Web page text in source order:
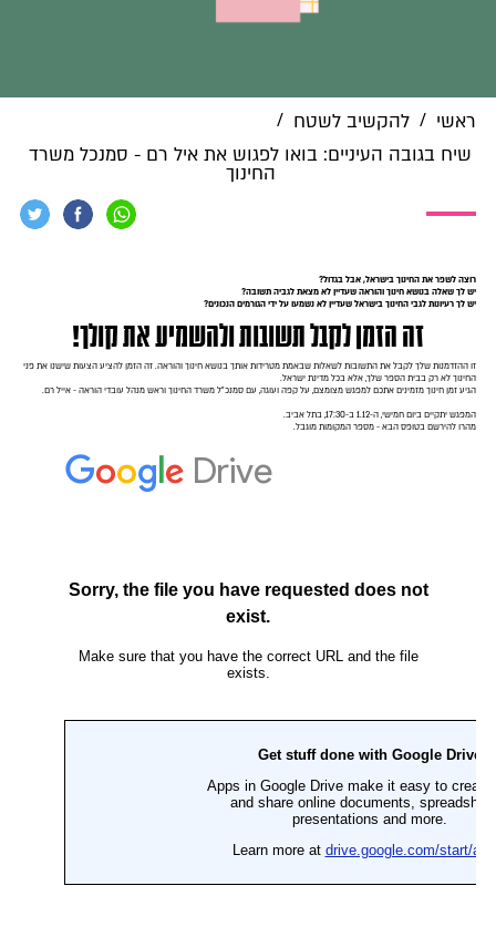
ראשי / להקשיב לשטח /
שיח בגובה העיניים: בואו לפגוש את איל רם - סמנכל משרד
החינוך
רוצה לשפר את החינוך בישראל, אבל בגדול?
יש לך שאלה בנושא חינוך והוראה שעדיין לא מצאת לגביה תשובה?
יש לך רעיונות לגבי החינוך בישראל שעדיין לא נשמעו על ידי הגורמים הנכונים?
זה הזמן לקבל תשובות ולהשמיע את קולך!
זו ההזדמנות שלך לקבל את התשובות לשאלות שבאמת מטרידות אותך בנושא חינוך והוראה. זה הזמן להציע הצעות שישנו את פני
החינוך לא רק בבית הספר שלך, אלא בכל מדינת ישראל.
הגיע זמן חינוךמזמינים אתכם למפגש מצומצם, על קפה ועוגה, עם סמנכ"ל משרד החינוך וראש מנהל עובדי הוראה - אייל רם.
המפגש יתקיים ביום חמישי, ה-1.12 ב-17:30, בתל אביב.
מהרו להירשם בטופס הבא - מספר המקומות מוגבל.